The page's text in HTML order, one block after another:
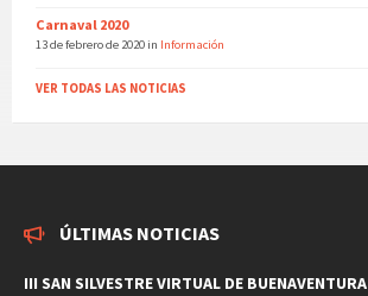
Carnaval 2020
13 de febrero de 2020 in Información
VER TODAS LAS NOTICIAS
ÚLTIMAS NOTICIAS
III SAN SILVESTRE VIRTUAL DE BUENAVENTURA